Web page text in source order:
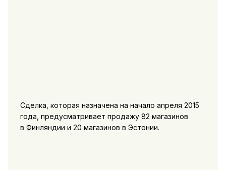
Сделка, которая назначена на начало апреля 2015
года, предусматривает продажу 82 магазинов
в Финляндии и 20 магазинов в Эстонии.